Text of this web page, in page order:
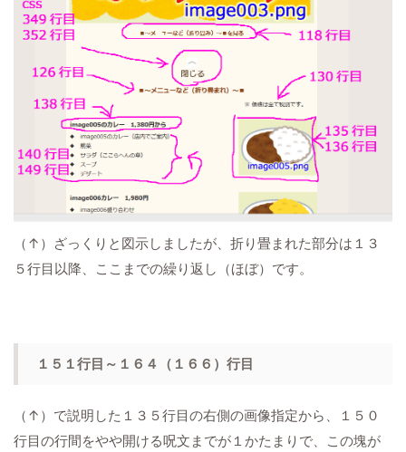
（↑）ざっくりと図示しましたが、折り畳まれた部分は１３
５行目以降、ここまでの繰り返し（ほぼ）です。
１５１行目～１６４（１６６）行目
（↑）で説明した１３５行目の右側の画像指定から、１５０
行目の行間をやや開ける呪文までが１かたまりで、この塊が